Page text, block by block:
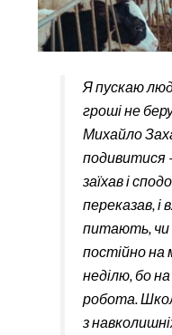
Я пускаю
гроші не
Михайло
подивитися
заїхав і
переказав, і
питають, чи
постійно на
неділю, бо
робота.
з